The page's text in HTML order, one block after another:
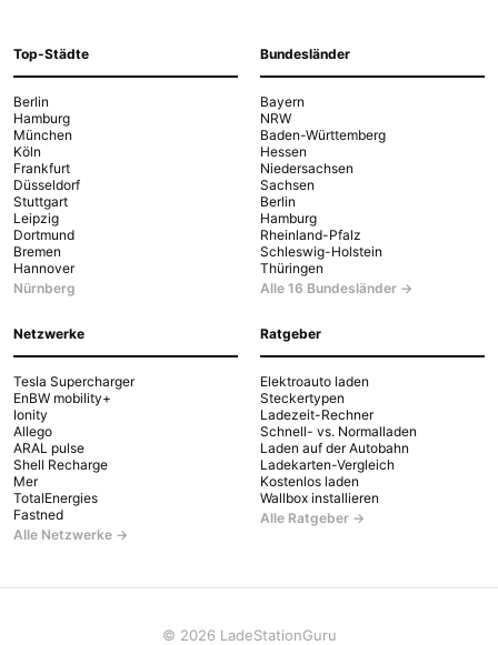
Top-Städte
Berlin
Hamburg
München
Köln
Frankfurt
Düsseldorf
Stuttgart
Leipzig
Dortmund
Bremen
Hannover
Nürnberg
Bundesländer
Bayern
NRW
Baden-Württemberg
Hessen
Niedersachsen
Sachsen
Berlin
Hamburg
Rheinland-Pfalz
Schleswig-Holstein
Thüringen
Alle 16 Bundesländer →
Netzwerke
Tesla Supercharger
EnBW mobility+
Ionity
Allego
ARAL pulse
Shell Recharge
Mer
TotalEnergies
Fastned
Alle Netzwerke →
Ratgeber
Elektroauto laden
Steckertypen
Ladezeit-Rechner
Schnell- vs. Normalladen
Laden auf der Autobahn
Ladekarten-Vergleich
Kostenlos laden
Wallbox installieren
Alle Ratgeber →
© 2026 LadeStationGuru